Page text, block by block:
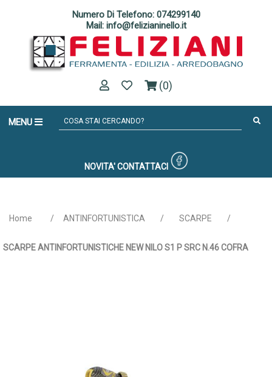
Numero Di Telefono: 074299140
Mail: info@felizianinello.it
(0)
MENU
NOVITA' CONTATTACI
Home / ANTINFORTUNISTICA / SCARPE /
SCARPE ANTINFORTUNISTICHE NEW NILO S1 P SRC N.46 COFRA